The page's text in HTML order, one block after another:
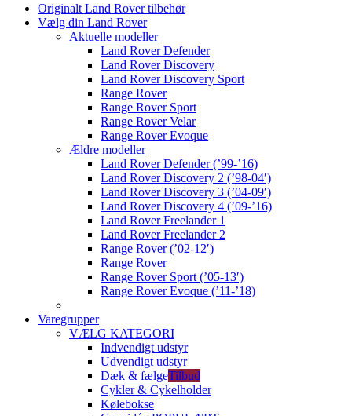
Originalt Land Rover tilbehør
Vælg din Land Rover
Aktuelle modeller
Land Rover Defender
Land Rover Discovery
Land Rover Discovery Sport
Range Rover
Range Rover Sport
Range Rover Velar
Range Rover Evoque
Ældre modeller
Land Rover Defender (’99-’16)
Land Rover Discovery 2 (’98-04′)
Land Rover Discovery 3 (’04-09′)
Land Rover Discovery 4 (’09-’16)
Land Rover Freelander 1
Land Rover Freelander 2
Range Rover (’02-12′)
Range Rover
Range Rover Sport (’05-13′)
Range Rover Evoque (’11-’18)
Varegrupper
VÆLG KATEGORI
Indvendigt udstyr
Udvendigt udstyr
Dæk & fælgeTilbud
Cykler & Cykelholder
Kølebokse